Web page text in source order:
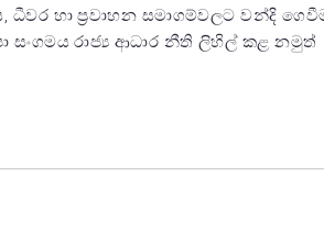
හා ප්‍රවාහන සමාගම්වලට වන්දි
සංගමය රාජ්‍ය ආධාර නීති ලිහිල් කළ නමුත්